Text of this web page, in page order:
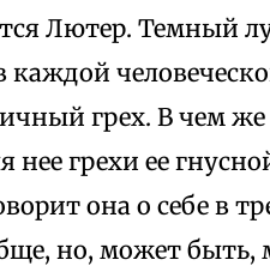
Лютер. Темный
каждой
грех. В чем
грехи ее
она о себе в
но, может